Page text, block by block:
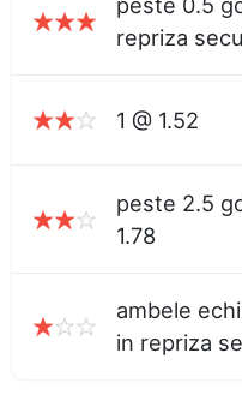
repriza
1 @ 1.52
peste 2.5
1.78
ambele
in repriza